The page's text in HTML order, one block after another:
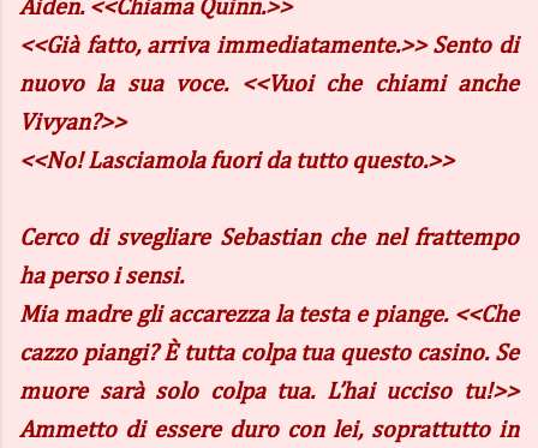
Aiden. <<Chiama Quinn.>>
<<Già fatto, arriva immediatamente.>> Sento di
nuovo la sua voce. <<Vuoi che chiami anche
Vivyan?>>
<<No! Lasciamola fuori da tutto questo.>>
Cerco di svegliare Sebastian che nel frattempo
ha perso i sensi.
Mia madre gli accarezza la testa e piange. <<Che
cazzo piangi? È tutta colpa tua questo casino. Se
muore sarà solo colpa tua. L’hai ucciso tu!>>
Ammetto di essere duro con lei, soprattutto in